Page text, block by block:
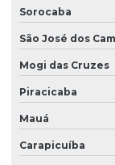
Empresa limpeza
Empresa de
Empresa de
Empresa de
Empresa de
Empresa de
Sorocaba
São José dos
Mogi das Cruzes
Piracicaba
Mauá
Carapicuíba